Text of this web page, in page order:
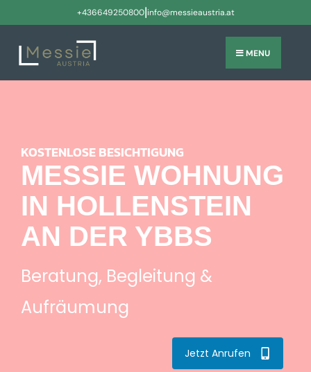
+436649250800|info@messieaustria.at
MENU
KOSTENLOSE BESICHTIGUNG
MESSIE WOHNUNG
IN HOLLENSTEIN
AN DER YBBS
Beratung, Begleitung &
Aufräumung
Jetzt Anrufen